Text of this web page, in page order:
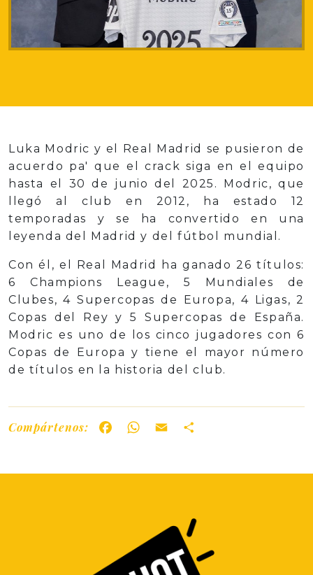
Luka Modric y el Real Madrid se pusieron de
acuerdo pa' que el crack siga en el equipo
hasta el 30 de junio del 2025. Modric, que
llegó al club en 2012, ha estado 12
temporadas y se ha convertido en una
leyenda del Madrid y del fútbol mundial.
Con él, el Real Madrid ha ganado 26 títulos:
6 Champions League, 5 Mundiales de
Clubes, 4 Supercopas de Europa, 4 Ligas, 2
Copas del Rey y 5 Supercopas de España.
Modric es uno de los cinco jugadores con 6
Copas de Europa y tiene el mayor número
de títulos en la historia del club.
Compártenos: FacebookWhatsApp
Email